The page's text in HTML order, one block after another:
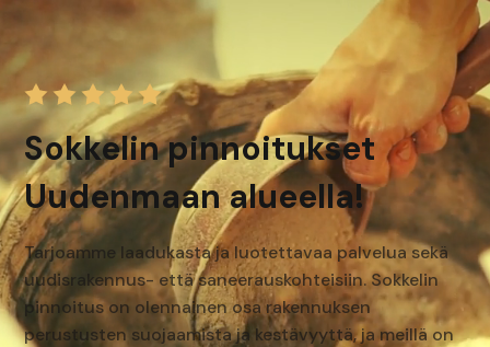
Sokkelin pinnoitukset
Uudenmaan alueella!
Tarjoamme laadukasta ja luotettavaa palvelua sekä
uudisrakennus- että saneerauskohteisiin. Sokkelin
pinnoitus on olennainen osa rakennuksen
perustusten suojaamista ja kestävyyttä, ja meillä on